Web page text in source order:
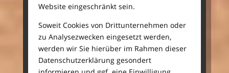
Website eingeschränkt sein.
Soweit Cookies von Drittunternehmen oder
zu Analysezwecken eingesetzt werden,
werden wir Sie hierüber im Rahmen dieser
Datenschutzerklärung gesondert